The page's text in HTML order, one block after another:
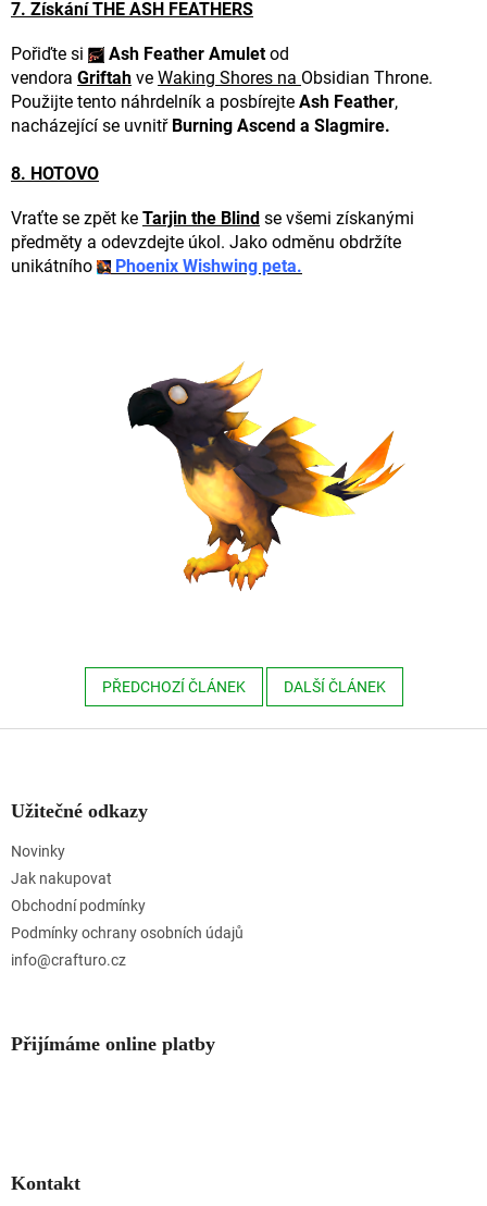
7. Získání THE ASH FEATHERS
Pořiďte si Ash Feather Amuletod
vendora Griftah ve Waking Shores na Obsidian Throne.
Použijte tento náhrdelník a posbírejte Ash Feather,
nacházející se uvnitř Burning Ascend a Slagmire.
8. HOTOVO
Vraťte se zpět ke Tarjin the Blind se všemi získanými
předměty a odevzdejte úkol. Jako odměnu obdržíte
unikátního
Phoenix Wishwing peta.
PŘEDCHOZÍ ČLÁNEK DALŠÍ ČLÁNEK
Užitečné odkazy
Novinky
Jak nakupovat
Obchodní podmínky
Podmínky ochrany osobních údajů
info@crafturo.cz
Přijímáme online platby
Kontakt